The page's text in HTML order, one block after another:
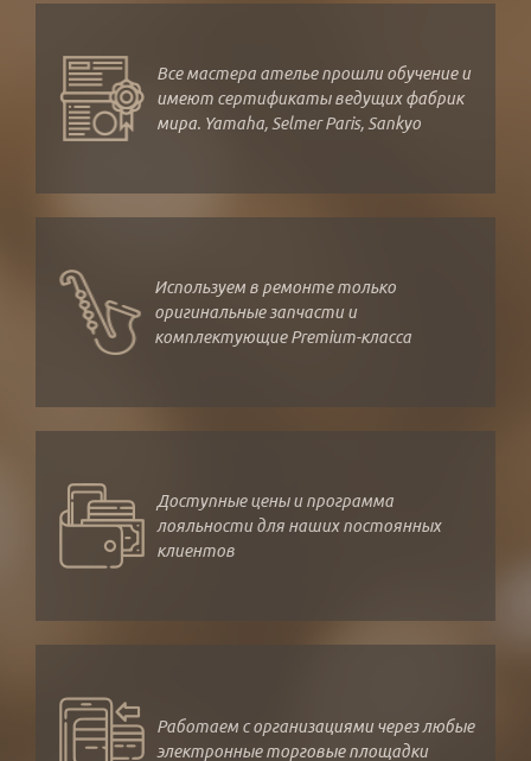
Все мастера ателье прошли обучение и
имеют сертификаты ведущих фабрик
мира. Yamaha, Selmer Paris, Sankyo
Используем в ремонте только
оригинальные запчасти и
комплектующие Premium-класса
Доступные цены и программа
лояльности для наших постоянных
клиентов
Работаем с организациями через любые
электронные торговые площадки